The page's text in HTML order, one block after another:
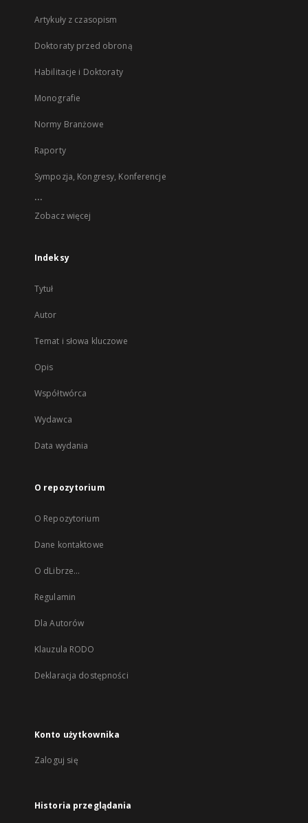
Artykuły z czasopism
Doktoraty przed obroną
Habilitacje i Doktoraty
Monografie
Normy Branżowe
Raporty
Sympozja, Kongresy, Konferencje
...
Zobacz więcej
Indeksy
Tytuł
Autor
Temat i słowa kluczowe
Opis
Współtwórca
Wydawca
Data wydania
O repozytorium
O Repozytorium
Dane kontaktowe
O dLibrze...
Regulamin
Dla Autorów
Klauzula RODO
Deklaracja dostępności
Konto użytkownika
Zaloguj się
Historia przeglądania